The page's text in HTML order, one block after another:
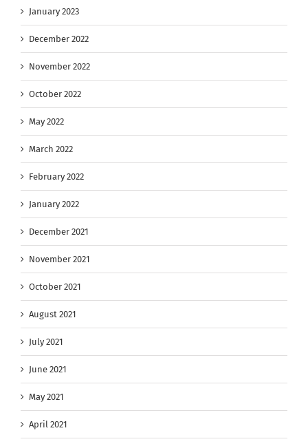
January 2023
December 2022
November 2022
October 2022
May 2022
March 2022
February 2022
January 2022
December 2021
November 2021
October 2021
August 2021
July 2021
June 2021
May 2021
April 2021